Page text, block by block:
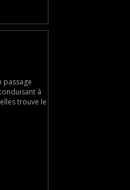
passage
à
trouve le